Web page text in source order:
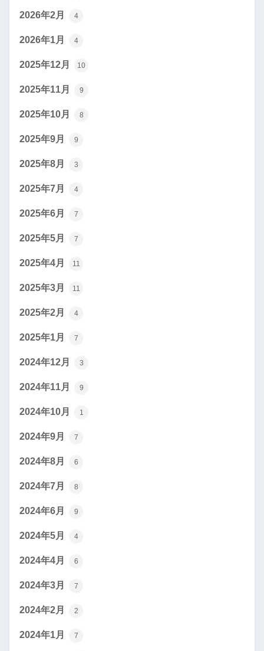
2026年2月 4
2026年1月 4
2025年12月 10
2025年11月 9
2025年10月 8
2025年9月 9
2025年8月 3
2025年7月 4
2025年6月 7
2025年5月 7
2025年4月 11
2025年3月 11
2025年2月 4
2025年1月 7
2024年12月 3
2024年11月 9
2024年10月 1
2024年9月 7
2024年8月 6
2024年7月 8
2024年6月 9
2024年5月 4
2024年4月 6
2024年3月 7
2024年2月 2
2024年1月 7